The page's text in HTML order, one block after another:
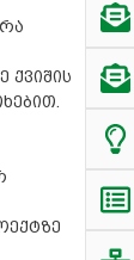
ქვიშის